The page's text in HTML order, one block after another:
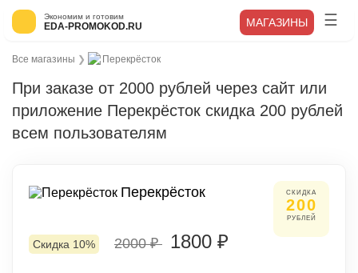
Экономим и готовим
EDA-PROMOKOD.RU МАГАЗИНЫ
Все магазины ❯ Перекрёсток
При заказе от 2000 рублей через сайт или
приложение Перекрёсток скидка 200 рублей
всем пользователям
Перекрёсток СКИДКА
200
РУБЛЕЙ
Скидка 10% 2000 ₽ 1800 ₽